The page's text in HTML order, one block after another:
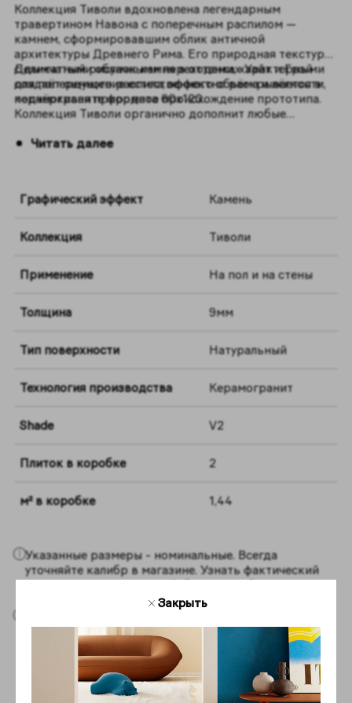
Коллекция Тиволи вдохновлена легендарным
травертином Навона с поперечным распилом —
камнем, сформировавшим облик античной
архитектуры Древнего Рима. Его природная текстура
с дымчатыми облачными переходами, характерными
для поперечного распила, эффектно раскрывается в
керамограните формата 60х120.
Деликатный рисунок камня в оттенках Уайт и Грэй
создаёт ощущение естественного объёма и лёгкости,
подчёркивая природное происхождение прототипа.
Коллекция Тиволи органично дополнит любые
Читать далее
Графический эффект Камень
Коллекция Тиволи
Применение На пол и на стены
Толщина 9мм
Тип поверхности Натуральный
Технология производства Керамогранит
Shade V2
Плиток в коробке 2
м² в коробке 1,44
Указанные размеры - номинальные. Всегда
уточняйте калибр в магазине. Узнать фактический
размер плитки можно вТаблица калибров.
на изображениях на сайте являются
ориентировочными. Перед покупкой всегда
смотрите образцы вживую.
Закрыть